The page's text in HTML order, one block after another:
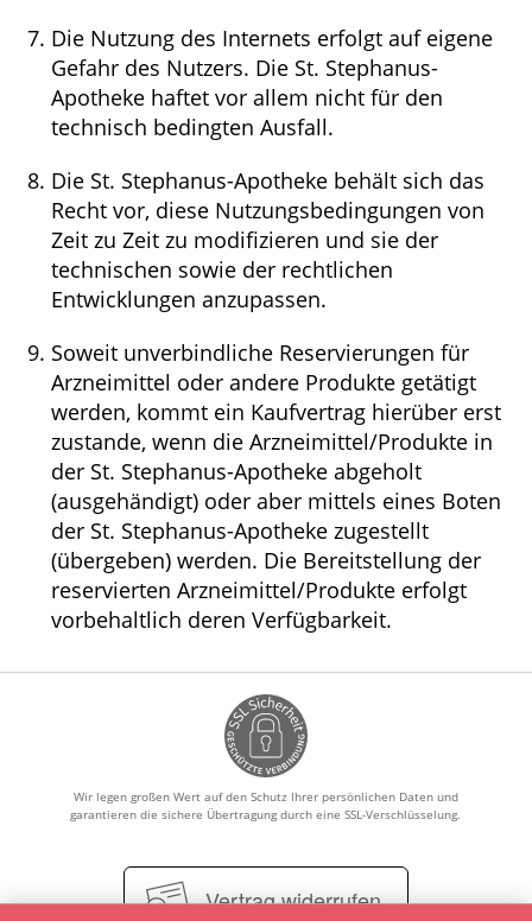
Die Nutzung des Internets erfolgt auf eigene
Gefahr des Nutzers. Die St. Stephanus-
Apotheke haftet vor allem nicht für den
technisch bedingten Ausfall.
Die St. Stephanus-Apotheke behält sich das
Recht vor, diese Nutzungsbedingungen von
Zeit zu Zeit zu modifizieren und sie der
technischen sowie der rechtlichen
Entwicklungen anzupassen.
Soweit unverbindliche Reservierungen für
Arzneimittel oder andere Produkte getätigt
werden, kommt ein Kaufvertrag hierüber erst
zustande, wenn die Arzneimittel/Produkte in
der St. Stephanus-Apotheke abgeholt
(ausgehändigt) oder aber mittels eines Boten
der St. Stephanus-Apotheke zugestellt
(übergeben) werden. Die Bereitstellung der
reservierten Arzneimittel/Produkte erfolgt
vorbehaltlich deren Verfügbarkeit.
Wir legen großen Wert auf den Schutz Ihrer persönlichen Daten und
garantieren die sichere Übertragung durch eine SSL-Verschlüsselung.
Vertrag widerrufen